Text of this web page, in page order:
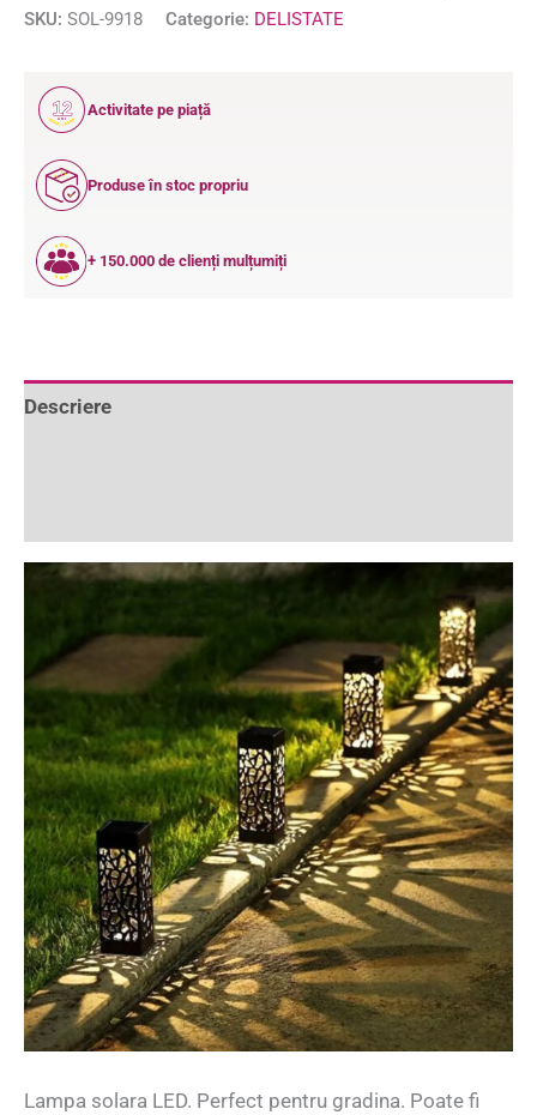
SKU: SOL-9918 Categorie: DELISTATE
12
ANI
Activitate pe piață
Produse în stoc propriu
+ 150.000 de clienți mulțumiți
Descriere
Lampa solara LED. Perfect pentru gradina. Poate fi